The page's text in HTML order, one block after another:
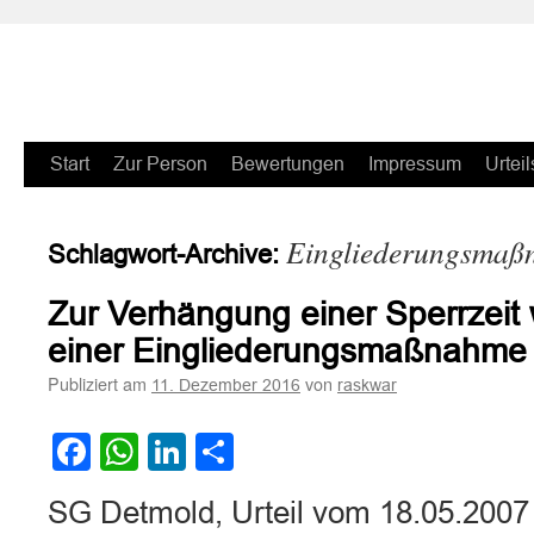
Zum
springen
Start Zur Person Bewertungen Impressum
Schlagwort-Archive:
Zur Verhängung einer Sperrzeit
einer Eingliederungsmaßnahme
Publiziert am 11. Dezember 2016 von raskwar
Facebook
WhatsApp
LinkedIn
SG Detmold, Urteil vom